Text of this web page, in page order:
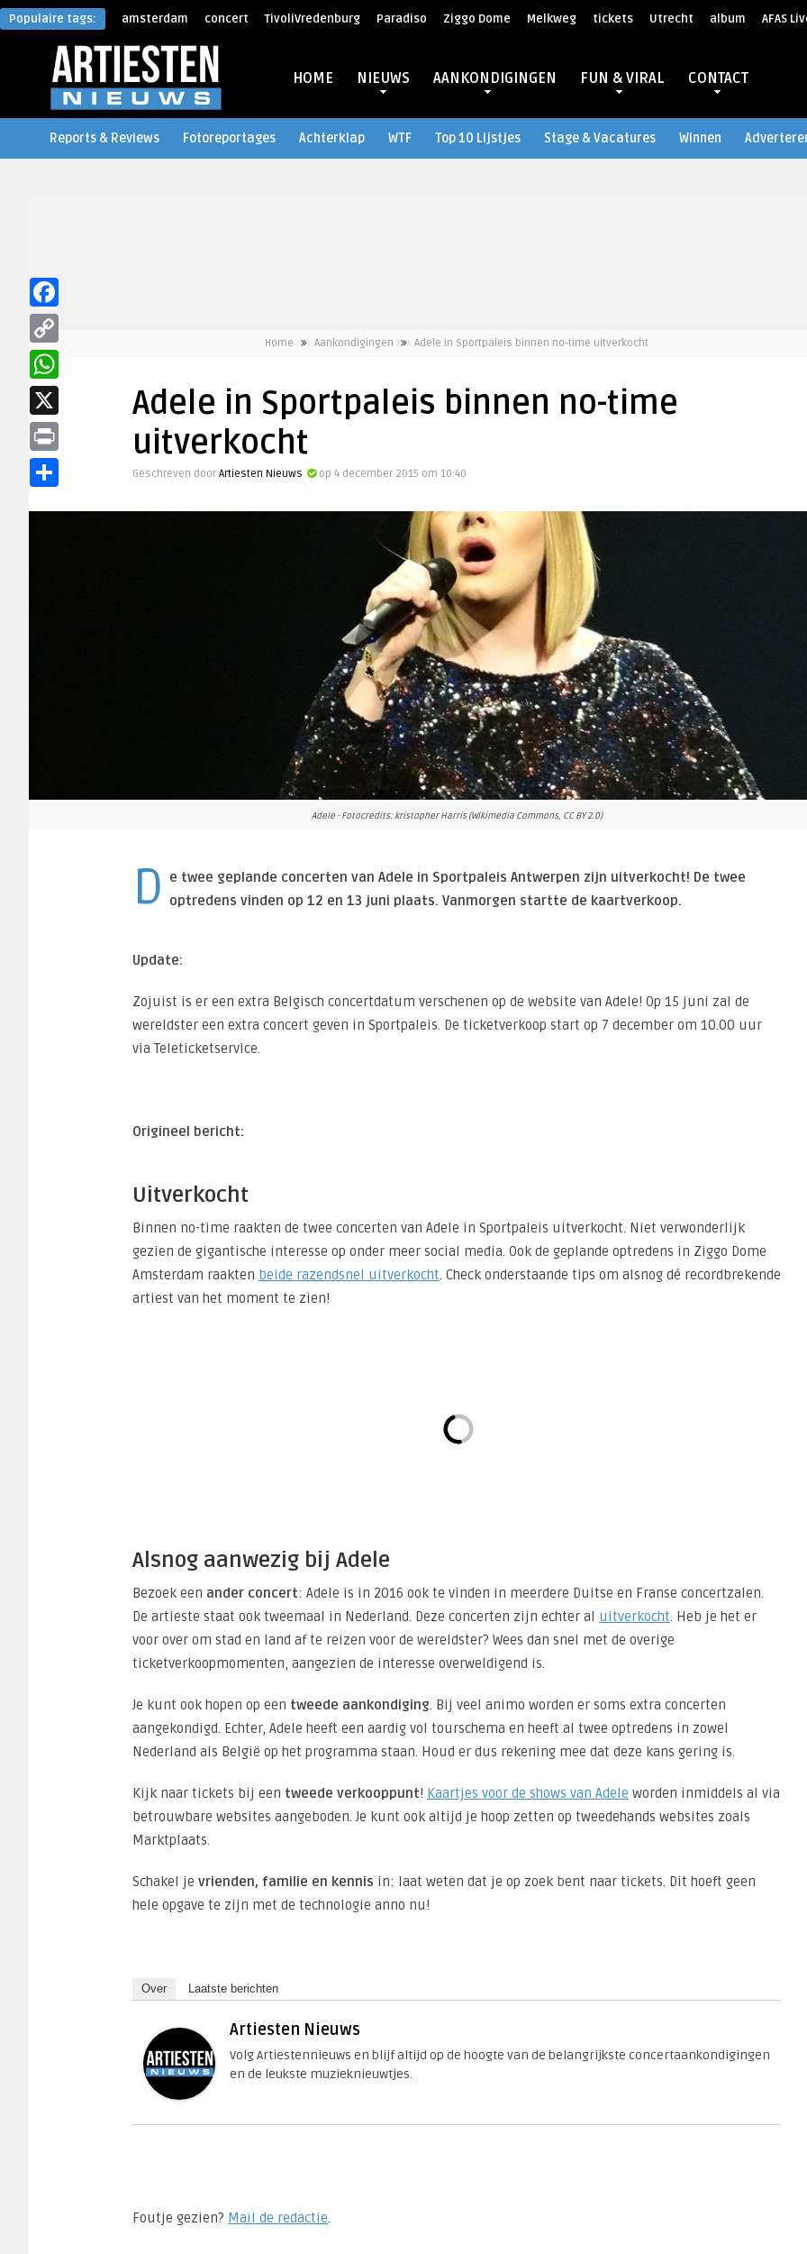
Populaire tags: amsterdam concert TivoliVredenburg Paradiso Ziggo Dome Melkweg tickets Utrecht album AFAS
HOME NIEUWS AANKONDIGINGEN FUN & VIRAL CONTACT
Reports & Reviews Fotoreportages Achterklap WTF Top 10 Lijstjes Stage & Vacatures Winnen
Home Aankondigingen Adele in Sportpaleis binnen no-time uitverkocht
Adele in Sportpaleis binnen no-time
uitverkocht
Geschreven door Artiesten Nieuws op 4 december 2015 om 10:40
Adele - Fotocredits: kristopher Harris (Wikimedia Commons, CC BY 2.0)
D
e twee geplande concerten van Adele in Sportpaleis Antwerpen zijn uitverkocht! De twee
optredens vinden op 12 en 13 juni plaats. Vanmorgen startte de kaartverkoop.
Update:
Zojuist is er een extra Belgisch concertdatum verschenen op de website van Adele! Op 15 juni zal de
wereldster een extra concert geven in Sportpaleis. De ticketverkoop start op 7 december om 10.00 uur
via Teleticketservice.
Origineel bericht:
Uitverkocht
Binnen no-time raakten de twee concerten van Adele in Sportpaleis uitverkocht. Niet verwonderlijk
gezien de gigantische interesse op onder meer social media. Ook de geplande optredens in Ziggo Dome
Amsterdam raakten beide razendsnel uitverkocht. Check onderstaande tips om alsnog dé recordbrekende
artiest van het moment te zien!
Alsnog aanwezig bij Adele
Bezoek een ander concert: Adele is in 2016 ook te vinden in meerdere Duitse en Franse concertzalen.
De artieste staat ook tweemaal in Nederland. Deze concerten zijn echter al uitverkocht. Heb je het er
voor over om stad en land af te reizen voor de wereldster? Wees dan snel met de overige
ticketverkoopmomenten, aangezien de interesse overweldigend is.
Je kunt ook hopen op een tweede aankondiging. Bij veel animo worden er soms extra concerten
aangekondigd. Echter, Adele heeft een aardig vol tourschema en heeft al twee optredens in zowel
Nederland als België op het programma staan. Houd er dus rekening mee dat deze kans gering is.
Kijk naar tickets bij een tweede verkooppunt! Kaartjes voor de shows van Adele worden inmiddels al via
betrouwbare websites aangeboden. Je kunt ook altijd je hoop zetten op tweedehands websites zoals
Marktplaats.
Schakel je vrienden, familie en kennis in: laat weten dat je op zoek bent naar tickets. Dit hoeft geen
hele opgave te zijn met de technologie anno nu!
Over Laatste berichten
Artiesten Nieuws
Volg Artiestennieuws en blijf altijd op de hoogte van de belangrijkste concertaankondigingen
en de leukste muzieknieuwtjes.
Foutje gezien? Mail de redactie.​
Facebook
Copy
Link
WhatsApp
X
Print